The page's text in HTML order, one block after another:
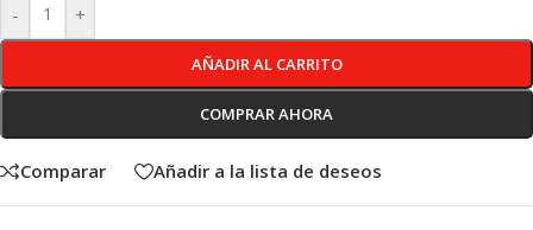
- +
AÑADIR AL CARRITO
COMPRAR AHORA
Comparar Añadir a la lista de deseos